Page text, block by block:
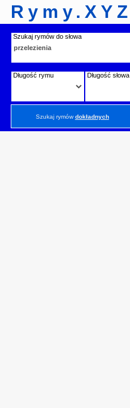
Rymy.XYZ
Szukaj rymów do słowa
Długość rymu Długość słowa
Szukaj rymówdokładnych